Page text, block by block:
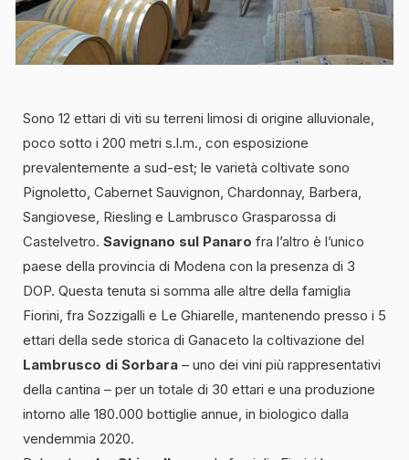
Sono 12 ettari di viti su terreni limosi di origine alluvionale,
poco sotto i 200 metri s.l.m., con esposizione
prevalentemente a sud-est; le varietà coltivate sono
Pignoletto, Cabernet Sauvignon, Chardonnay, Barbera,
Sangiovese, Riesling e Lambrusco Grasparossa di
Castelvetro. Savignano sul Panaro fra l’altro è l’unico
paese della provincia di Modena con la presenza di 3
DOP. Questa tenuta si somma alle altre della famiglia
Fiorini, fra Sozzigalli e Le Ghiarelle, mantenendo presso i 5
ettari della sede storica di Ganaceto la coltivazione del
Lambrusco di Sorbara – uno dei vini più rappresentativi
della cantina – per un totale di 30 ettari e una produzione
intorno alle 180.000 bottiglie annue, in biologico dalla
vendemmia 2020.